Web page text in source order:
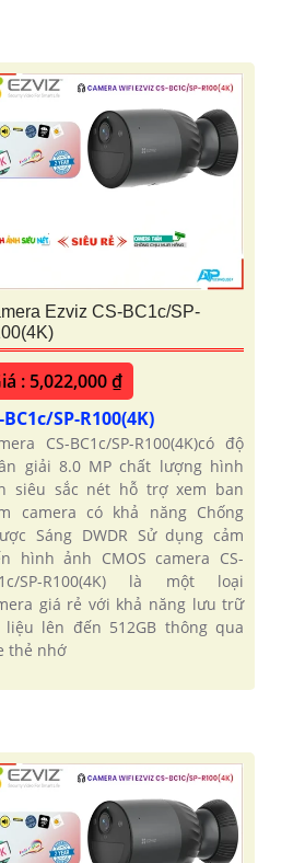
Ezviz CS-BC1c/SP-
: 5,022,000 ₫
BC1c/SP-R100(4K)
CS-BC1c/SP-R100(4K)có độ
giải 8.0 MP chất lượng hình
siêu sắc nét hỗ trợ xem ban
camera có khả năng Chống
Sáng DWDR Sử dụng cảm
hình ảnh CMOS camera CS-
SP-R100(4K) là một loại
giá rẻ với khả năng lưu trữ
liệu lên đến 512GB thông qua
thẻ nhớ